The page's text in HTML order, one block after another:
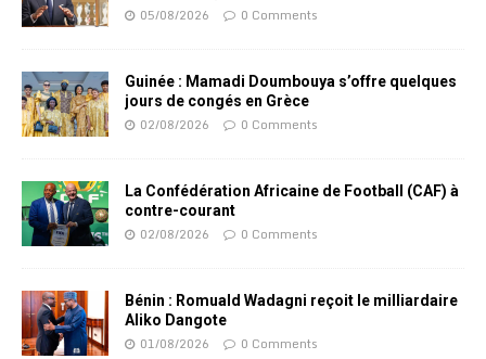
05/08/2026 0 Comments
Guinée : Mamadi Doumbouya s’offre quelques
jours de congés en Grèce
02/08/2026 0 Comments
La Confédération Africaine de Football (CAF) à
contre-courant
02/08/2026 0 Comments
Bénin : Romuald Wadagni reçoit le milliardaire
Aliko Dangote
01/08/2026 0 Comments